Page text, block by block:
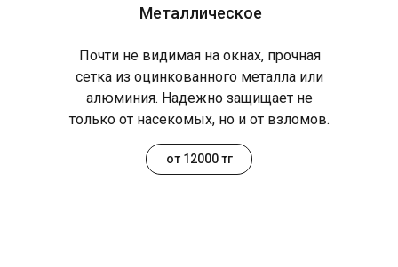
Металлическое
Почти не видимая на окнах, прочная
сетка из оцинкованного металла или
алюминия. Надежно защищает не
только от насекомых, но и от взломов.
от 12000 тг